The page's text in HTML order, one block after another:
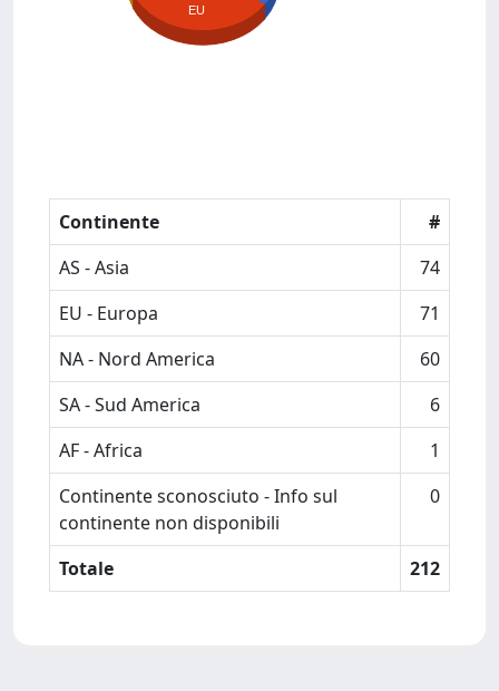
EU
Continente
#
AS - Asia
74
EU - Europa
71
NA - Nord America
60
SA - Sud America
6
AF - Africa
1
Continente sconosciuto - Info sul
continente non disponibili
0
Totale 212